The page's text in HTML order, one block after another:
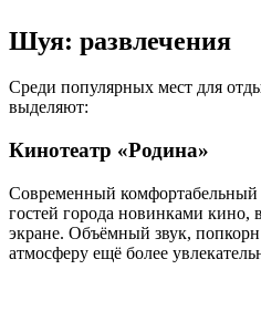
Шуя: развлечения
Среди популярных мест для
выделяют:
Кинотеатр «Родина»
Современный комфортабельный
гостей города новинками
экране. Объёмный звук,
атмосферу ещё более